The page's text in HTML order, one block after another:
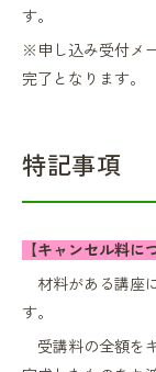
す。
※申し込み受付メ
完了となります。
特記事項
【キャンセル料に
材料がある講座
す。
受講料の全額を